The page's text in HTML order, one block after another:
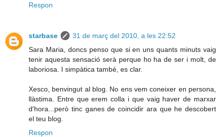
Respon
starbase
31 de març del 2010, a les 22:52
Sara Maria, doncs penso que si en uns quants minuts vaig
tenir aquesta sensació serà perque ho ha de ser i molt, de
laboriosa. I simpàtica també, es clar.
Xesco, benvingut al blog. No ens vem coneixer en persona,
llàstima. Entre que erem colla i que vaig haver de marxar
d'hora...però tinc ganes de coincidir ara que he descobert
el teu blog.
Respon